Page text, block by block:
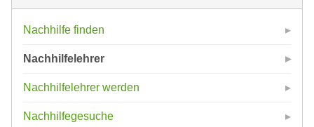
Nachhilfe finden
Nachhilfelehrer
Nachhilfelehrer werden
Nachhilfegesuche